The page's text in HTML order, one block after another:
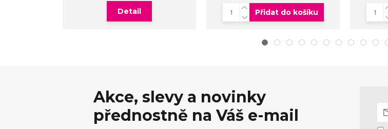
Detail Přidat do košíku
Akce, slevy a novinky
přednostně na Váš e-mail